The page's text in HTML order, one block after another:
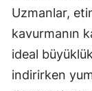
Uzmanlar,
kavurmanın
ideal
indirirken